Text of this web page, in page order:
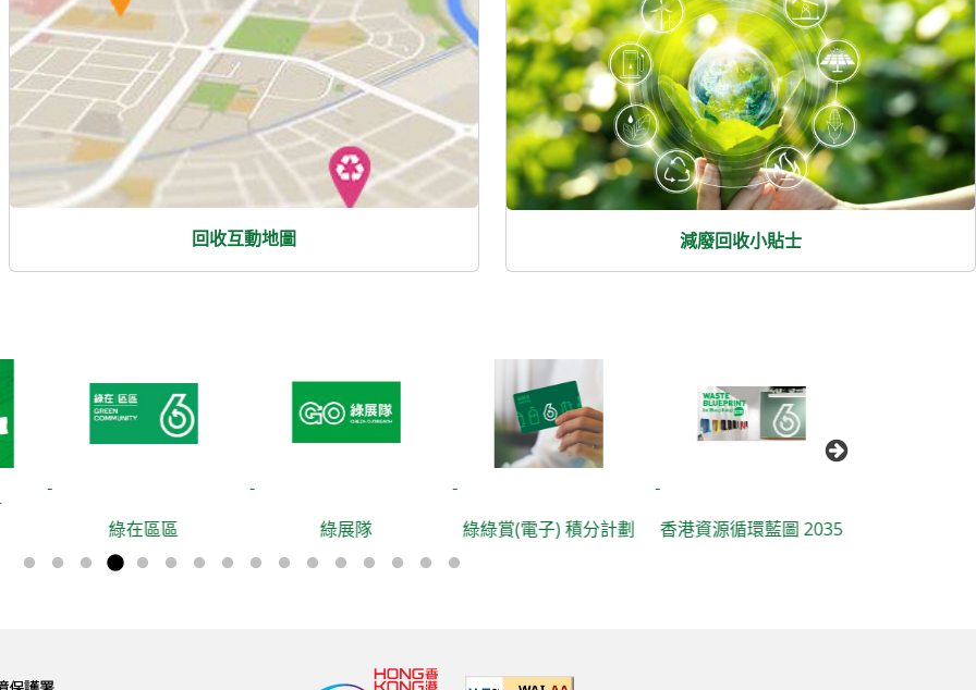
回收互動地圖 減廢回收小貼士
綠在區區
綠展隊 綠綠賞(電子) 積分計劃 香港資源循環藍圖 2035